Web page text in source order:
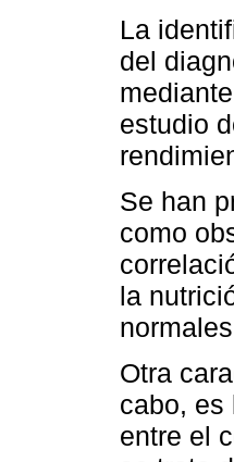
La
del
estudio
Se han
como
la
Otra
cabo, es
entre el